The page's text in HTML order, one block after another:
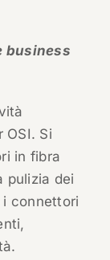
business
OSI. Si
in fibra
pulizia dei
connettori